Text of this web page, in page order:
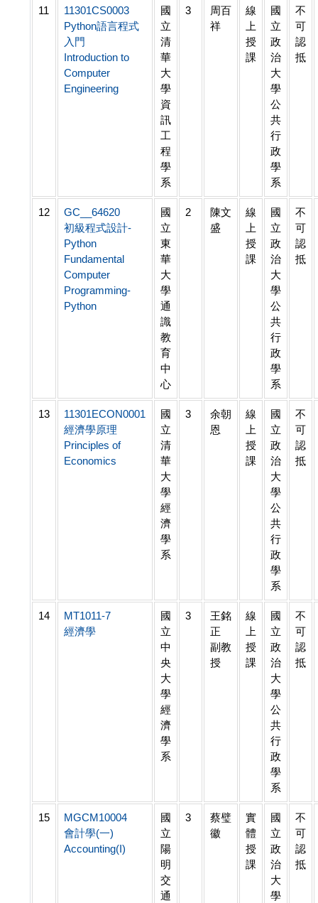
11
11301CS0003
Python語言程式
入門
Introduction to
Computer
Engineering
國
立
清
華
大
學
資
訊
工
程
學
系
3
周百
祥
線
上
授
課
國
立
政
治
大
學
公
共
行
政
學
系
不
可
認
抵
12
GC__64620
初級程式設計-
Python
Fundamental
Computer
Programming-
Python
國
立
東
華
大
學
通
識
教
育
中
心
2
陳文
盛
線
上
授
課
國
立
政
治
大
學
公
共
行
政
學
系
不
可
認
抵
13
11301ECON0001
經濟學原理
Principles of
Economics
國
立
清
華
大
學
經
濟
學
系
3
余朝
恩
線
上
授
課
國
立
政
治
大
學
公
共
行
政
學
系
不
可
認
抵
14
MT1011-7
經濟學
國
立
中
央
大
學
經
濟
學
系
3
王銘
正
副教
授
線
上
授
課
國
立
政
治
大
學
公
共
行
政
學
系
不
可
認
抵
15
MGCM10004
會計學(一)
Accounting(I)
國
立
陽
明
交
通
3
蔡璧
徽
實
體
授
課
國
立
政
治
大
學
不
可
認
抵